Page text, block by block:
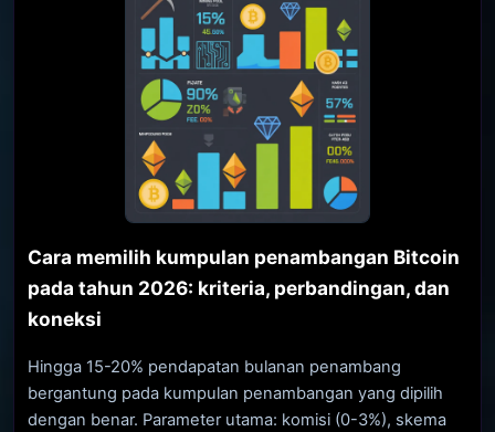
Cara memilih kumpulan penambangan Bitcoin
pada tahun 2026: kriteria, perbandingan, dan
koneksi
Hingga 15-20% pendapatan bulanan penambang
bergantung pada kumpulan penambangan yang dipilih
dengan benar. Parameter utama: komisi (0-3%), skema